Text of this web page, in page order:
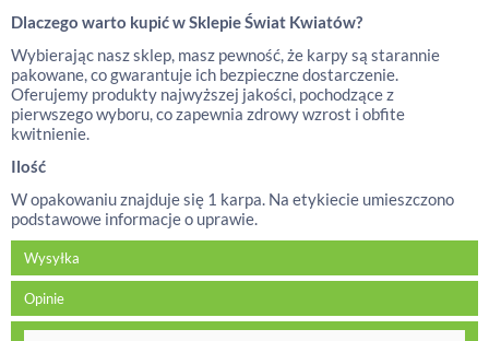
Dlaczego warto kupić w Sklepie Świat Kwiatów?
Wybierając nasz sklep, masz pewność, że karpy są starannie
pakowane, co gwarantuje ich bezpieczne dostarczenie.
Oferujemy produkty najwyższej jakości, pochodzące z
pierwszego wyboru, co zapewnia zdrowy wzrost i obfite
kwitnienie.
Ilość
W opakowaniu znajduje się 1 karpa. Na etykiecie umieszczono
podstawowe informacje o uprawie.
Wysyłka
Opinie